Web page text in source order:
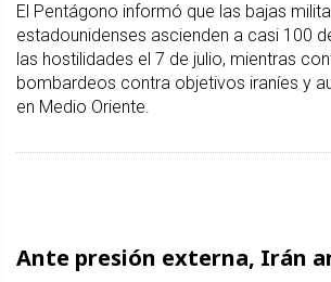
El Pentágono informó que las bajas
estadounidenses ascienden a casi 100
las hostilidades el 7 de julio, mientras
bombardeos contra objetivos iraníes y
en Medio Oriente.
Ante presión externa, Irán